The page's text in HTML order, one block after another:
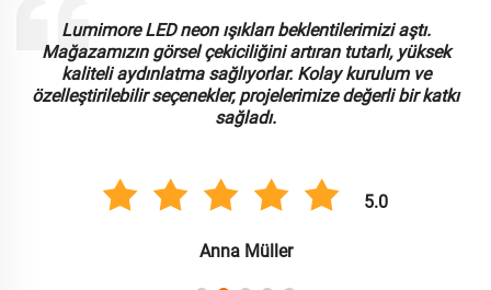
Lumimore LED neon ışıkları beklentilerimizi aştı.
Mağazamızın görsel çekiciliğini artıran tutarlı, yüksek
kaliteli aydınlatma sağlıyorlar. Kolay kurulum ve
özelleştirilebilir seçenekler, projelerimize değerli bir katkı
sağladı.
5.0
Anna Müller